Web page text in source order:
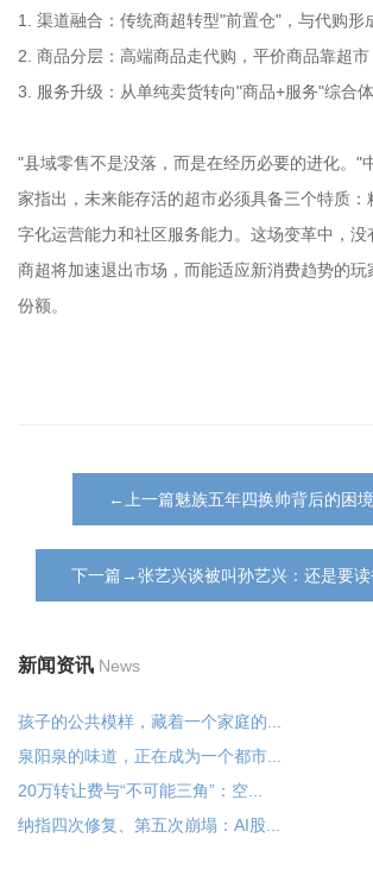
1. 渠道融合：传统商超转型"前置仓"，与代购形
2. 商品分层：高端商品走代购，平价商品靠超
3. 服务升级：从单纯卖货转向"商品+服务"综合体
"县域零售不是没落，而是在经历必要的进化。"
家指出，未来能存活的超市必须具备三个特质：
字化运营能力和社区服务能力。这场变革中，没
商超将加速退出市场，而能适应新消费趋势的玩
份额。
←上一篇魅族五年四换帅背后的困
下一篇→张艺兴谈被叫孙艺兴：还是要
新闻资讯 News
孩子的公共模样，藏着一个家庭的...
泉阳泉的味道，正在成为一个都市...
20万转让费与“不可能三角”：空...
纳指四次修复、第五次崩塌：AI股...